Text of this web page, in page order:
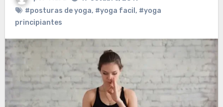
#posturas de yoga, #yoga facil , #yoga
principiantes